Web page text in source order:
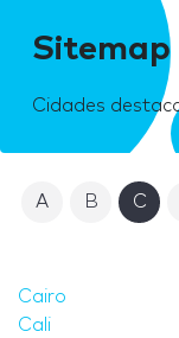
Sitemap
Cidades
A B C
Cairo
Cali